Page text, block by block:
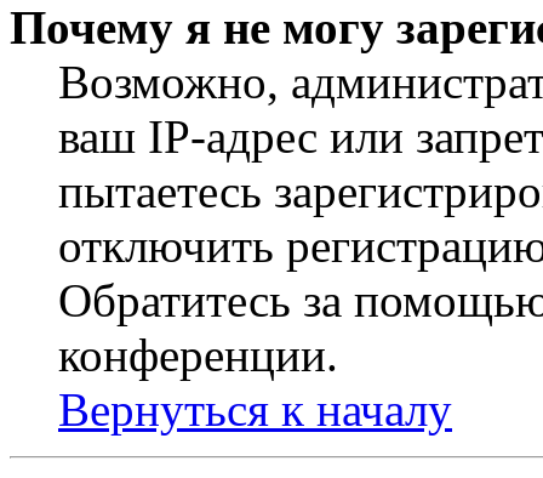
Почему я не могу
Возможно,
ваш IP-адрес или
пытаетесь
отключить
Обратитесь за
конференции.
Вернуться к началу